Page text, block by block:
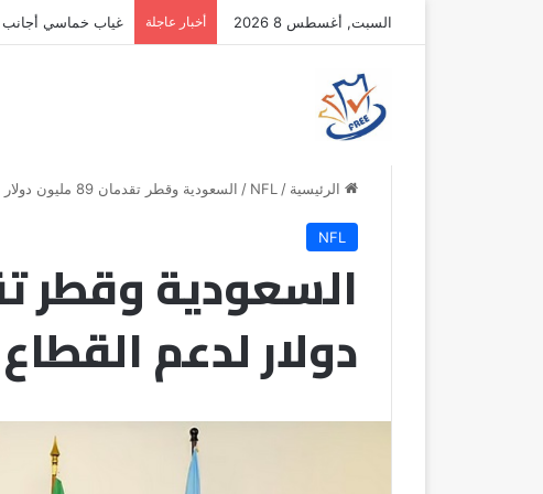
السبت, أغسطس 8 2026 أخبار عاجلة غياب خماسي أجانب
الرئيسية /
NFL
/ السعودية وقطر تقدمان 89 مليون دولار لدعم القطاع العام السوري
NFL
دولار لدعم